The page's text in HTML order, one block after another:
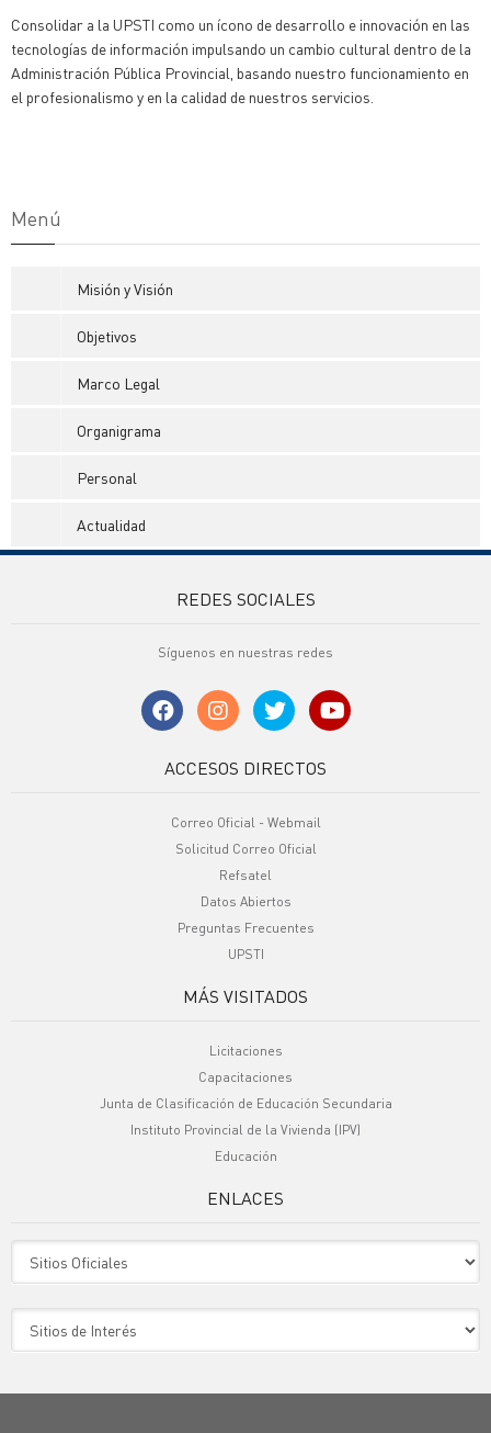
Consolidar a la UPSTI como un ícono de desarrollo e innovación en las
tecnologías de información impulsando un cambio cultural dentro de la
Administración Pública Provincial, basando nuestro funcionamiento en
el profesionalismo y en la calidad de nuestros servicios.
Menú
Misión y Visión
Objetivos
Marco Legal
Organigrama
Personal
Actualidad
REDES SOCIALES
Síguenos en nuestras redes
ACCESOS DIRECTOS
Correo Oficial - Webmail
Solicitud Correo Oficial
Refsatel
Datos Abiertos
Preguntas Frecuentes
UPSTI
MÁS VISITADOS
Licitaciones
Capacitaciones
Junta de Clasificación de Educación Secundaria
Instituto Provincial de la Vivienda (IPV)
Educación
ENLACES